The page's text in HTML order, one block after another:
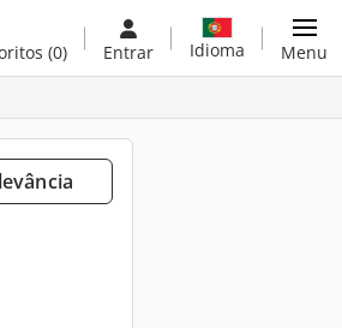
(0) Entrar Idioma Menu